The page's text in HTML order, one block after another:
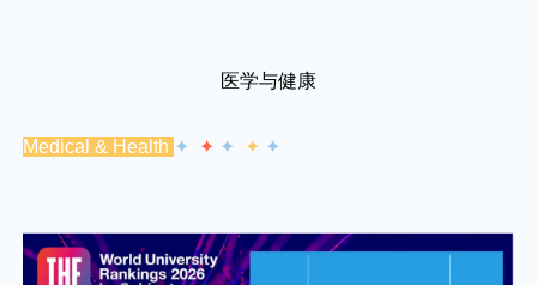
医学与健康
Medical & Health ✦ ✦ ✦ ✦ ✦